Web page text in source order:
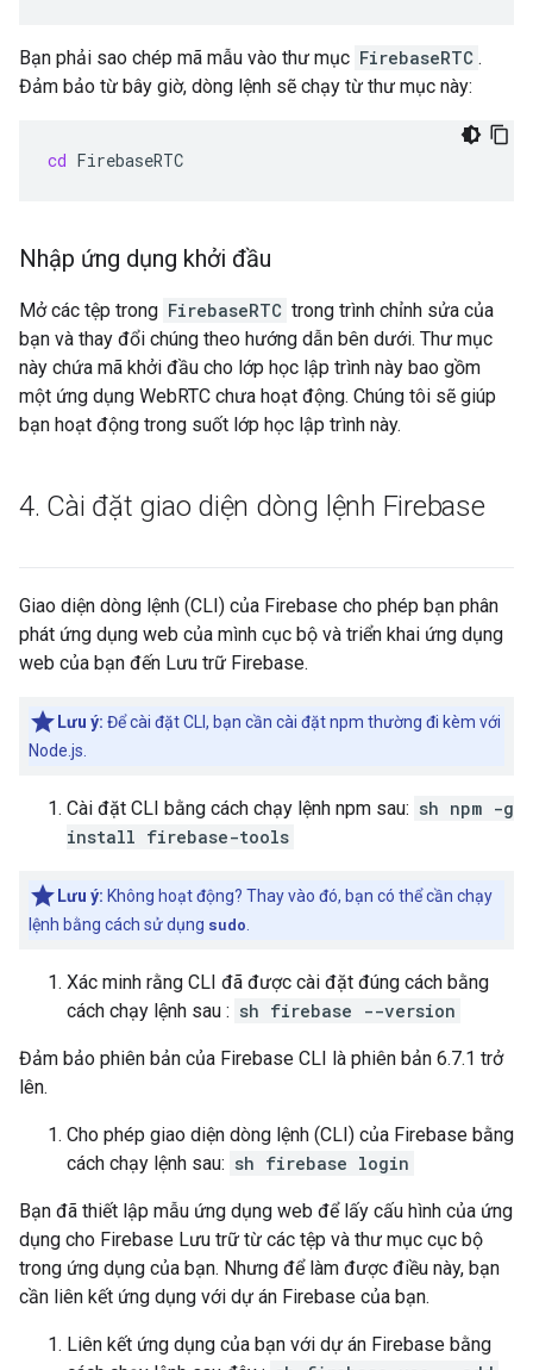
Bạn phải sao chép mã mẫu vào thư mục FirebaseRTC .
Đảm bảo từ bây giờ, dòng lệnh sẽ chạy từ thư mục này:
cd
Nhập ứng dụng khởi đầu
Mở các tệp trong FirebaseRTC trong trình chỉnh sửa của
bạn và thay đổi chúng theo hướng dẫn bên dưới. Thư mục
này chứa mã khởi đầu cho lớp học lập trình này bao gồm
một ứng dụng WebRTC chưa hoạt động. Chúng tôi sẽ giúp
bạn hoạt động trong suốt lớp học lập trình này.
4. Cài đặt giao diện dòng lệnh Firebase
Giao diện dòng lệnh (CLI) của Firebase cho phép bạn phân
phát ứng dụng web của mình cục bộ và triển khai ứng dụng
web của bạn đến Lưu trữ Firebase.
Lưu ý: Để cài đặt CLI, bạn cần cài đặt npm thường đi kèm với
Node.js.
Cài đặt CLI bằng cách chạy lệnh npm sau: sh npm -g
install firebase-tools
Lưu ý: Không hoạt động? Thay vào đó, bạn có thể cần chạy
lệnh bằng cách sử dụng sudo
Xác minh rằng CLI đã được cài đặt đúng cách bằng
cách chạy lệnh sau : sh firebase --version
Đảm bảo phiên bản của Firebase CLI là phiên bản 6.7.1 trở
lên.
Cho phép giao diện dòng lệnh (CLI) của Firebase bằng
cách chạy lệnh sau: sh firebase login
Bạn đã thiết lập mẫu ứng dụng web để lấy cấu hình của ứng
dụng cho Firebase Lưu trữ từ các tệp và thư mục cục bộ
trong ứng dụng của bạn. Nhưng để làm được điều này, bạn
cần liên kết ứng dụng với dự án Firebase của bạn.
Liên kết ứng dụng của bạn với dự án Firebase bằng